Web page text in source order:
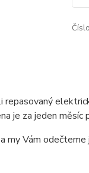
je za jeden měsíc
Vám odečteme